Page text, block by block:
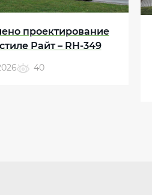
проектирование
Райт – RH-349
40